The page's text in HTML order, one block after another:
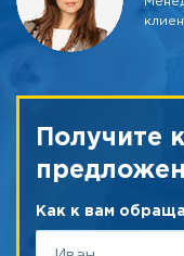
Получите
Как к вам